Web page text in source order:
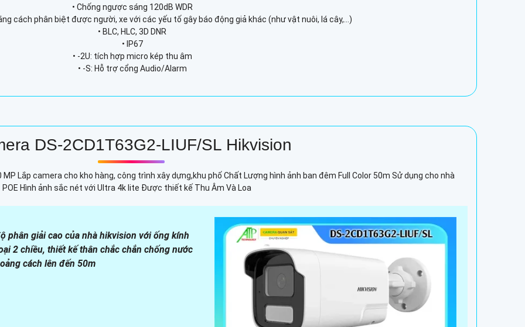
• Chống ngược sáng 120dB WDR
cách phân biệt được người, xe với các yếu tố gây báo động giả khác (như vật nuôi, lá cây,...)
• BLC, HLC, 3D DNR
• IP67
• -2U: tích hợp micro kép thu âm
• -S: Hỗ trợ cổng Audio/Alarm
DS-2CD1T63G2-LIUF/SL Hikvision
MP Lắp camera cho kho hàng, công trình xây dựng,khu phố Chất Lượng hình ảnh ban đêm Full Color 50m Sử dụng cho nhà
Hình ảnh sắc nét với Ultra 4k lite Được thiết kế Thu Âm Và Loa
phân giải cao của nhà hikvision với ống kính
2 chiều, thiết kế thân chắc chắn chống nước
cách lên đến 50m